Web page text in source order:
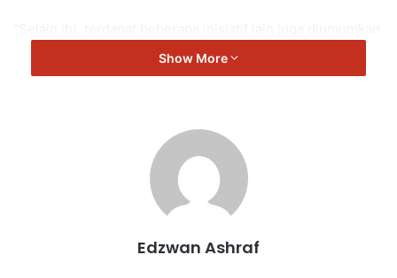
untuk meningkatkan ‘ridership’ dan menambah baik
perkhidmatan BAS.MY Seremban.
kerana di dalam bas telah disediakan sistem pembayaran
tanpa tunai yang membolehkan penumpang membuat
bayaran menggunakan kad debit, kad kredit, pra bayar atau
menggunakan e-dompet.
“Selain itu, bagi golongan warga emas, Orang Kelainan
Show More
Edzwan Ashraf